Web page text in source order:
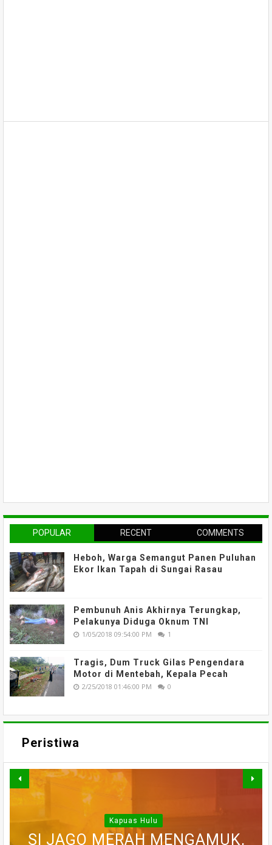
POPULAR RECENT COMMENTS
Heboh, Warga Semangut Panen Puluhan
Ekor Ikan Tapah di Sungai Rasau
Pembunuh Anis Akhirnya Terungkap,
Pelakunya Diduga Oknum TNI
1/05/2018 09:54:00 PM 1
Tragis, Dum Truck Gilas Pengendara
Motor di Mentebah, Kepala Pecah
2/25/2018 01:46:00 PM 0
Peristiwa
WARGA DESA SEI AJUNG YANG
Kapuas Hulu
SI JAGO MERAH MENGAMUK,